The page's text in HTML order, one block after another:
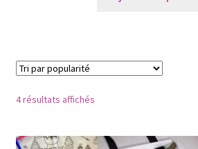
4 résultats affichésTrié